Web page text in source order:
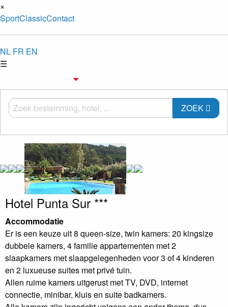
×
SportClassicContact
NL FR EN
☰
ZOEK
Hotel Punta Sur ***
Accommodatie
Er is een keuze uit 8 queen-size, twin kamers: 20 kingsize
dubbele kamers, 4 familie appartementen met 2
slaapkamers met slaapgelegenheden voor 3 of 4 kinderen
en 2 luxueuse suites met privé tuin.
Allen ruime kamers uitgerust met TV, DVD, internet
connectie, minibar, kluis en suite badkamers.